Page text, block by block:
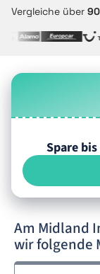
Vergleiche über
Spare
Am Midland
wir folgende